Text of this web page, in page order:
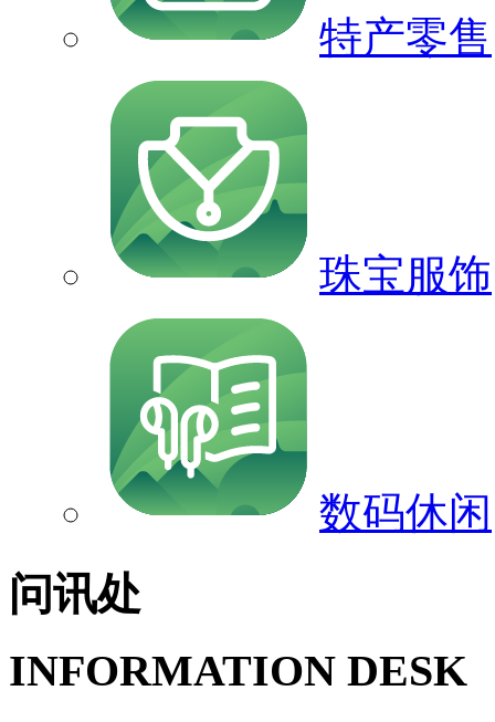
特产零售
珠宝服饰
数码休闲
问讯处
INFORMATION DESK